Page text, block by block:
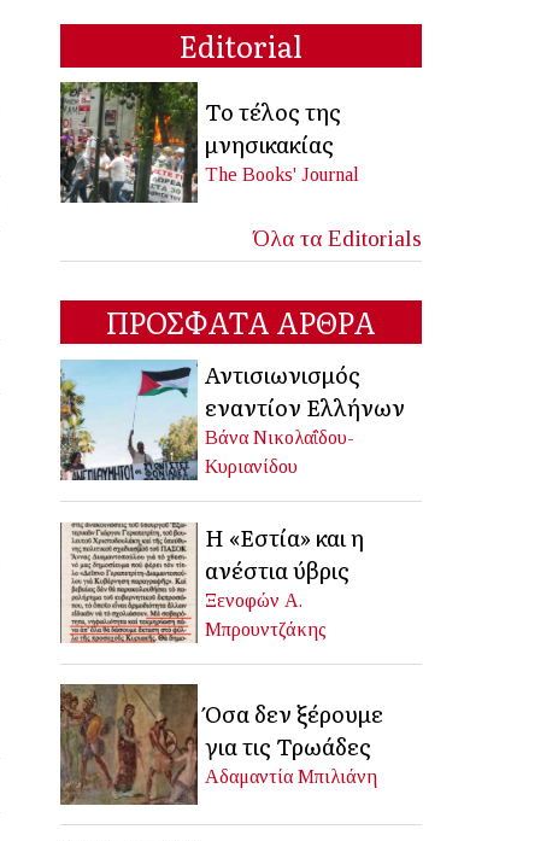
Editorial
Το τέλος της
μνησικακίας
The Books' Journal
Όλα τα Editorials
ΠΡΟΣΦΑΤΑ ΑΡΘΡΑ
Αντισιωνισμός
εναντίον Ελλήνων
Βάνα Νικολαΐδου-
Κυριανίδου
Η «Εστία» και η
ανέστια ύβρις
Ξενοφών Α.
Μπρουντζάκης
Όσα δεν ξέρουμε
για τις Τρωάδες
Αδαμαντία Μπιλιάνη